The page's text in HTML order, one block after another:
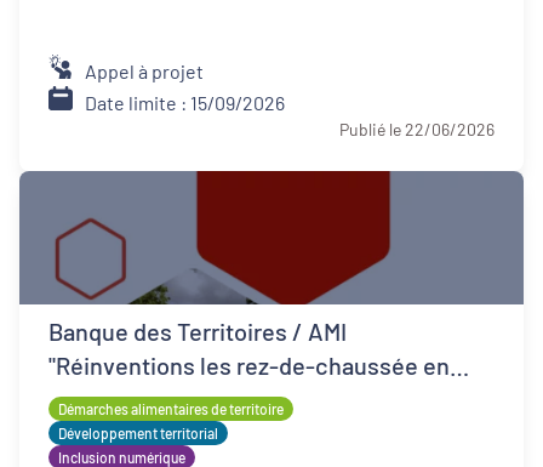
Appel à projet
Date limite : 15/09/2026
Publié le 22/06/2026
Banque des Territoires / AMI
"Réinventions les rez-de-chaussée en
QPV"
Démarches alimentaires de territoire
Développement territorial
Inclusion numérique